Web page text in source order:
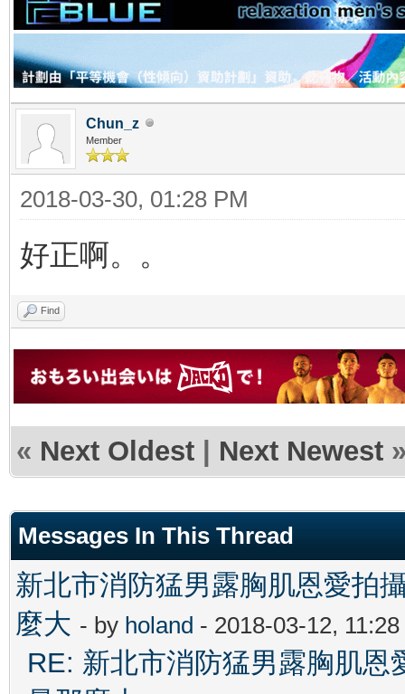
Chun_z
Member
2018-03-30, 01:28 PM
好正啊。。
Find
« Next Oldest | Next Newest
Messages In This Thread
新北市消防猛男露胸肌恩愛拍
麼大 - by holand - 2018-03-12,
RE: 新北市消防猛男露胸肌